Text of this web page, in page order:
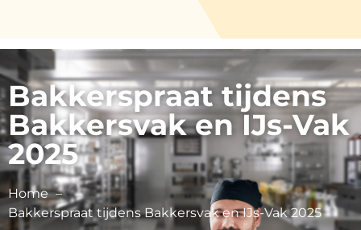
Bakkerspraat tijdens
Bakkersvak en IJs-Vak
2025
Home
Bakkerspraat tijdens Bakkersvak en IJs-Vak 2025